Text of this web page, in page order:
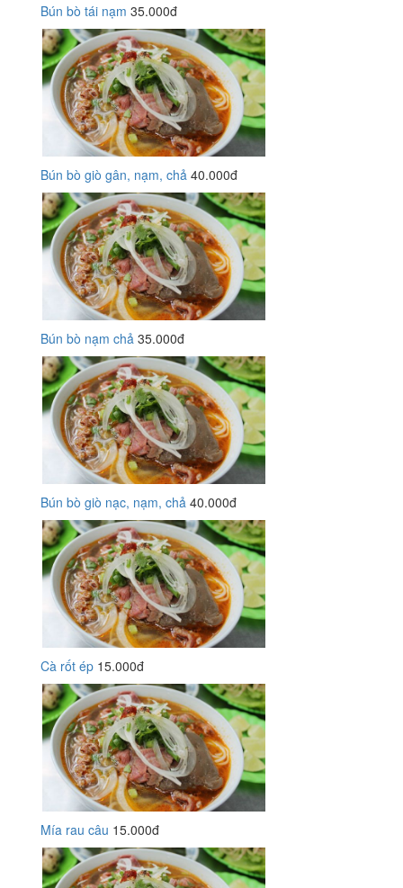
Bún bò tái nạm 35.000đ
Bún bò giò gân, nạm, chả 40.000đ
Bún bò nạm chả 35.000đ
Bún bò giò nạc, nạm, chả 40.000đ
Cà rốt ép 15.000đ
Mía rau câu 15.000đ